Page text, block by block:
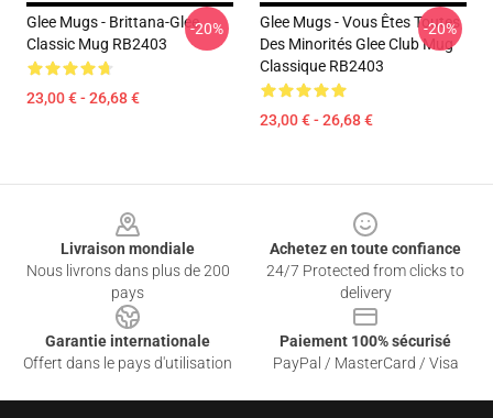
Glee Mugs - Brittana-Glee
Classic Mug RB2403
23,00 € - 26,68 €
-20%
Glee Mugs - Vous Êtes Toutes
Des Minorités Glee Club Mug
Classique RB2403
23,00 € - 26,68 €
-20%
Livraison mondiale
Nous livrons dans plus de 200
pays
Achetez en toute confiance
24/7 Protected from clicks to
delivery
Garantie internationale
Offert dans le pays d'utilisation
Paiement 100% sécurisé
PayPal / MasterCard / Visa